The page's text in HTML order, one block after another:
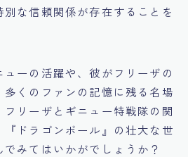
な信頼関係が存在することを
ーの活躍や、彼がフリーザの
くのファンの記憶に残る名場
リーザとギニュー特戦隊の関
ドラゴンボール』の壮大な世
みてはいかがでしょうか？